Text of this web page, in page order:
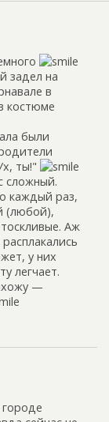
задел на
в
костюме
были
ты!"
сложный.
каждый раз,
(любой),
Аж
у них
легчает.
—
городе